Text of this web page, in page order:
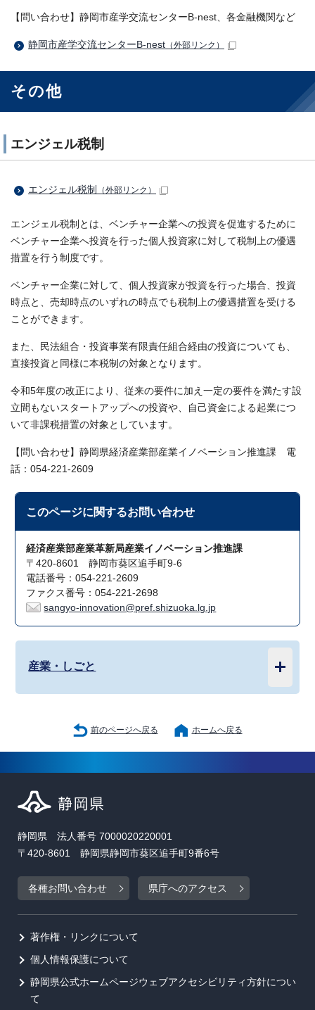
【問い合わせ】静岡市産学交流センターB-nest、各金融機関など
静岡市産学交流センターB-nest （外部リンク）
その他
エンジェル税制
エンジェル税制 （外部リンク）
エンジェル税制とは、ベンチャー企業への投資を促進するために
ベンチャー企業へ投資を行った個人投資家に対して税制上の優遇
措置を行う制度です。
ベンチャー企業に対して、個人投資家が投資を行った場合、投資
時点と、売却時点のいずれの時点でも税制上の優遇措置を受ける
ことができます。
また、民法組合・投資事業有限責任組合経由の投資についても、
直接投資と同様に本税制の対象となります。
令和5年度の改正により、従来の要件に加え一定の要件を満たす設
立間もないスタートアップへの投資や、自己資金による起業につ
いて非課税措置の対象としています。
【問い合わせ】静岡県経済産業部産業イノベーション推進課 電
話：054-221-2609
このページに関するお問い合わせ
経済産業部産業革新局産業イノベーション推進課
〒420-8601 静岡市葵区追手町9-6
電話番号：054-221-2609
ファクス番号：054-221-2698
sangyo-innovation@pref.shizuoka.lg.jp
産業・しごと
前のページへ戻る ホームへ戻る
静岡県 法人番号 7000020220001
〒420-8601 静岡県静岡市葵区追手町9番6号
各種お問い合わせ 県庁へのアクセス
著作権・リンクについて
個人情報保護について
静岡県公式ホームページウェブアクセシビリティ方針につい
て